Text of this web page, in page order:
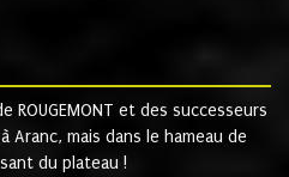
ROUGEMONT et des successeurs
mais dans le hameau de
du plateau !